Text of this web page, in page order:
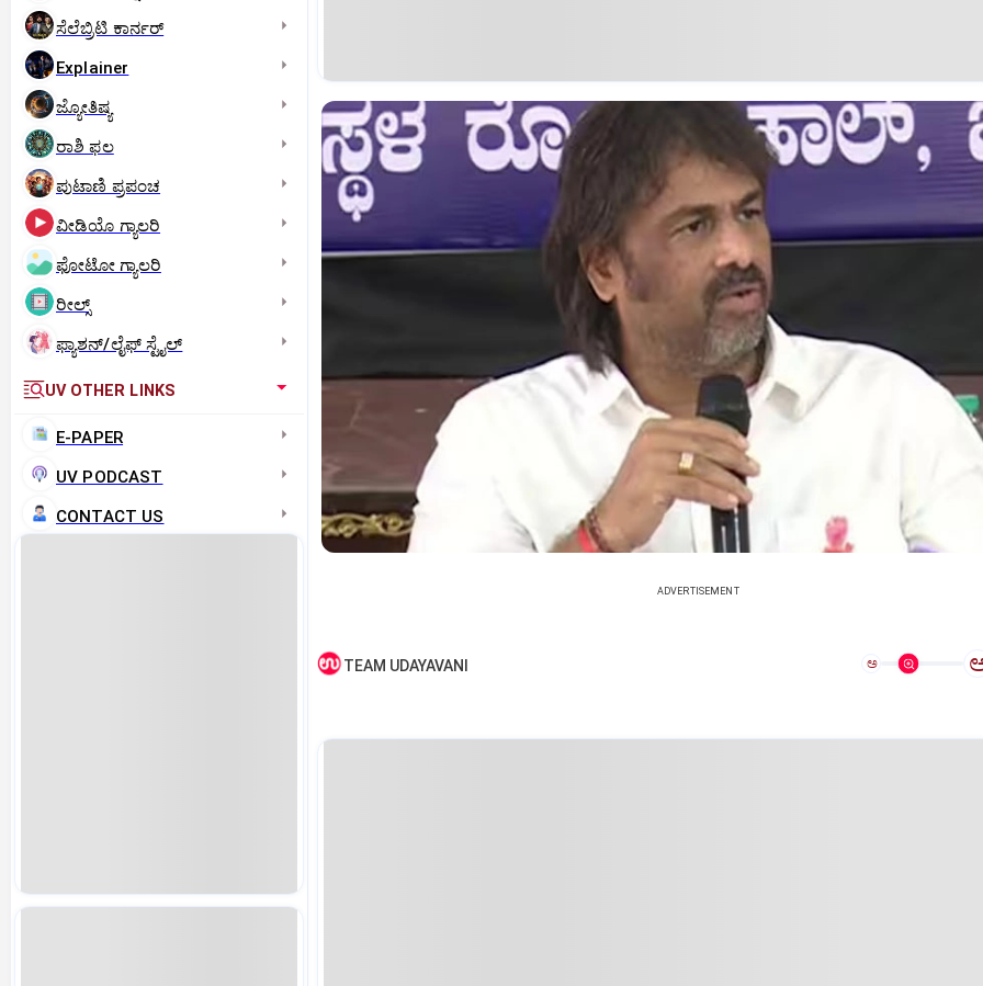
ಸೆಲೆಬ್ರಿಟಿ ಕಾರ್ನರ್‌
Explainer
ಜ್ಯೋತಿಷ್ಯ
ರಾಶಿ ಫಲ
ಪುಟಾಣಿ ಪ್ರಪಂಚ
ವೀಡಿಯೊ ಗ್ಯಾಲರಿ
ಫೋಟೋ ಗ್ಯಾಲರಿ
ರೀಲ್ಸ್
ಫ್ಯಾಶನ್/ಲೈಫ್‌ ಸ್ಟೈಲ್
UV OTHER LINKS
E-PAPER
UV PODCAST
CONTACT US
ADVERTISEMENT
TEAM UDAYAVANI ಅ